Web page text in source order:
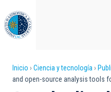
al
contenido
principal
Sobrescribir
Inicio Ciencia y tecnología
and open-source analysis tools